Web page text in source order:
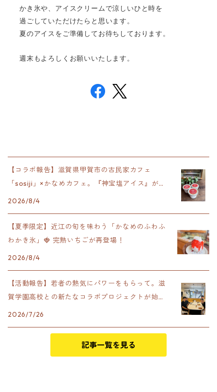
かき氷や、アイスクリームで涼しいひと時を
過ごしていただけたらと思います。
夏のアイスをご準備してお待ちしております。
週末もよろしくお願いいたします。
【コラボ報告】滋賀県甲賀市の古民家カフェ
「sosiji」×かなめカフェ。『神宝塩アイス』が完
成！
2026/8/4
【夏季限定】近江の旬を味わう「かなめのふわふ
わかき氷」🍓 完熟いちごが再登場！
2026/8/4
【活動報告】若者の熱気にパワーをもらって。滋
賀学園高校との新たなコラボプロジェクトが始動
します！
2026/7/26
記事一覧を見る